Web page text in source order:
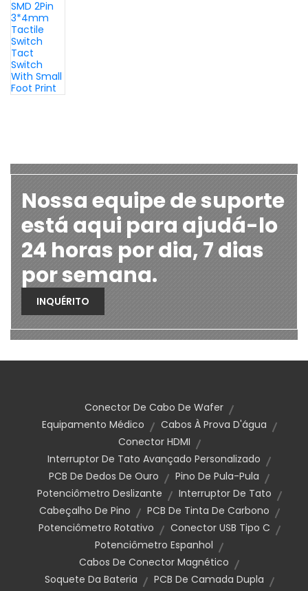
Nossa equipe de suporte
está aqui para ajudá-lo
24 horas por dia, 7 dias
por semana.
INQUÉRITO
Conector De Cabo De Wafer
Equipamento Médico
Cabos À Prova D'água
Conector HDMI
Interruptor De Tato Avançado Personalizado
PCB De Dedos De Ouro
Pino De Pula-Pula
Potenciômetro Deslizante
Interruptor De Tato
Cabeçalho De Pino
PCB De Tinta De Carbono
Potenciômetro Rotativo
Conector USB Tipo C
Potenciômetro Espanhol
Cabos De Conector Magnético
Soquete Da Bateria
PCB De Camada Dupla